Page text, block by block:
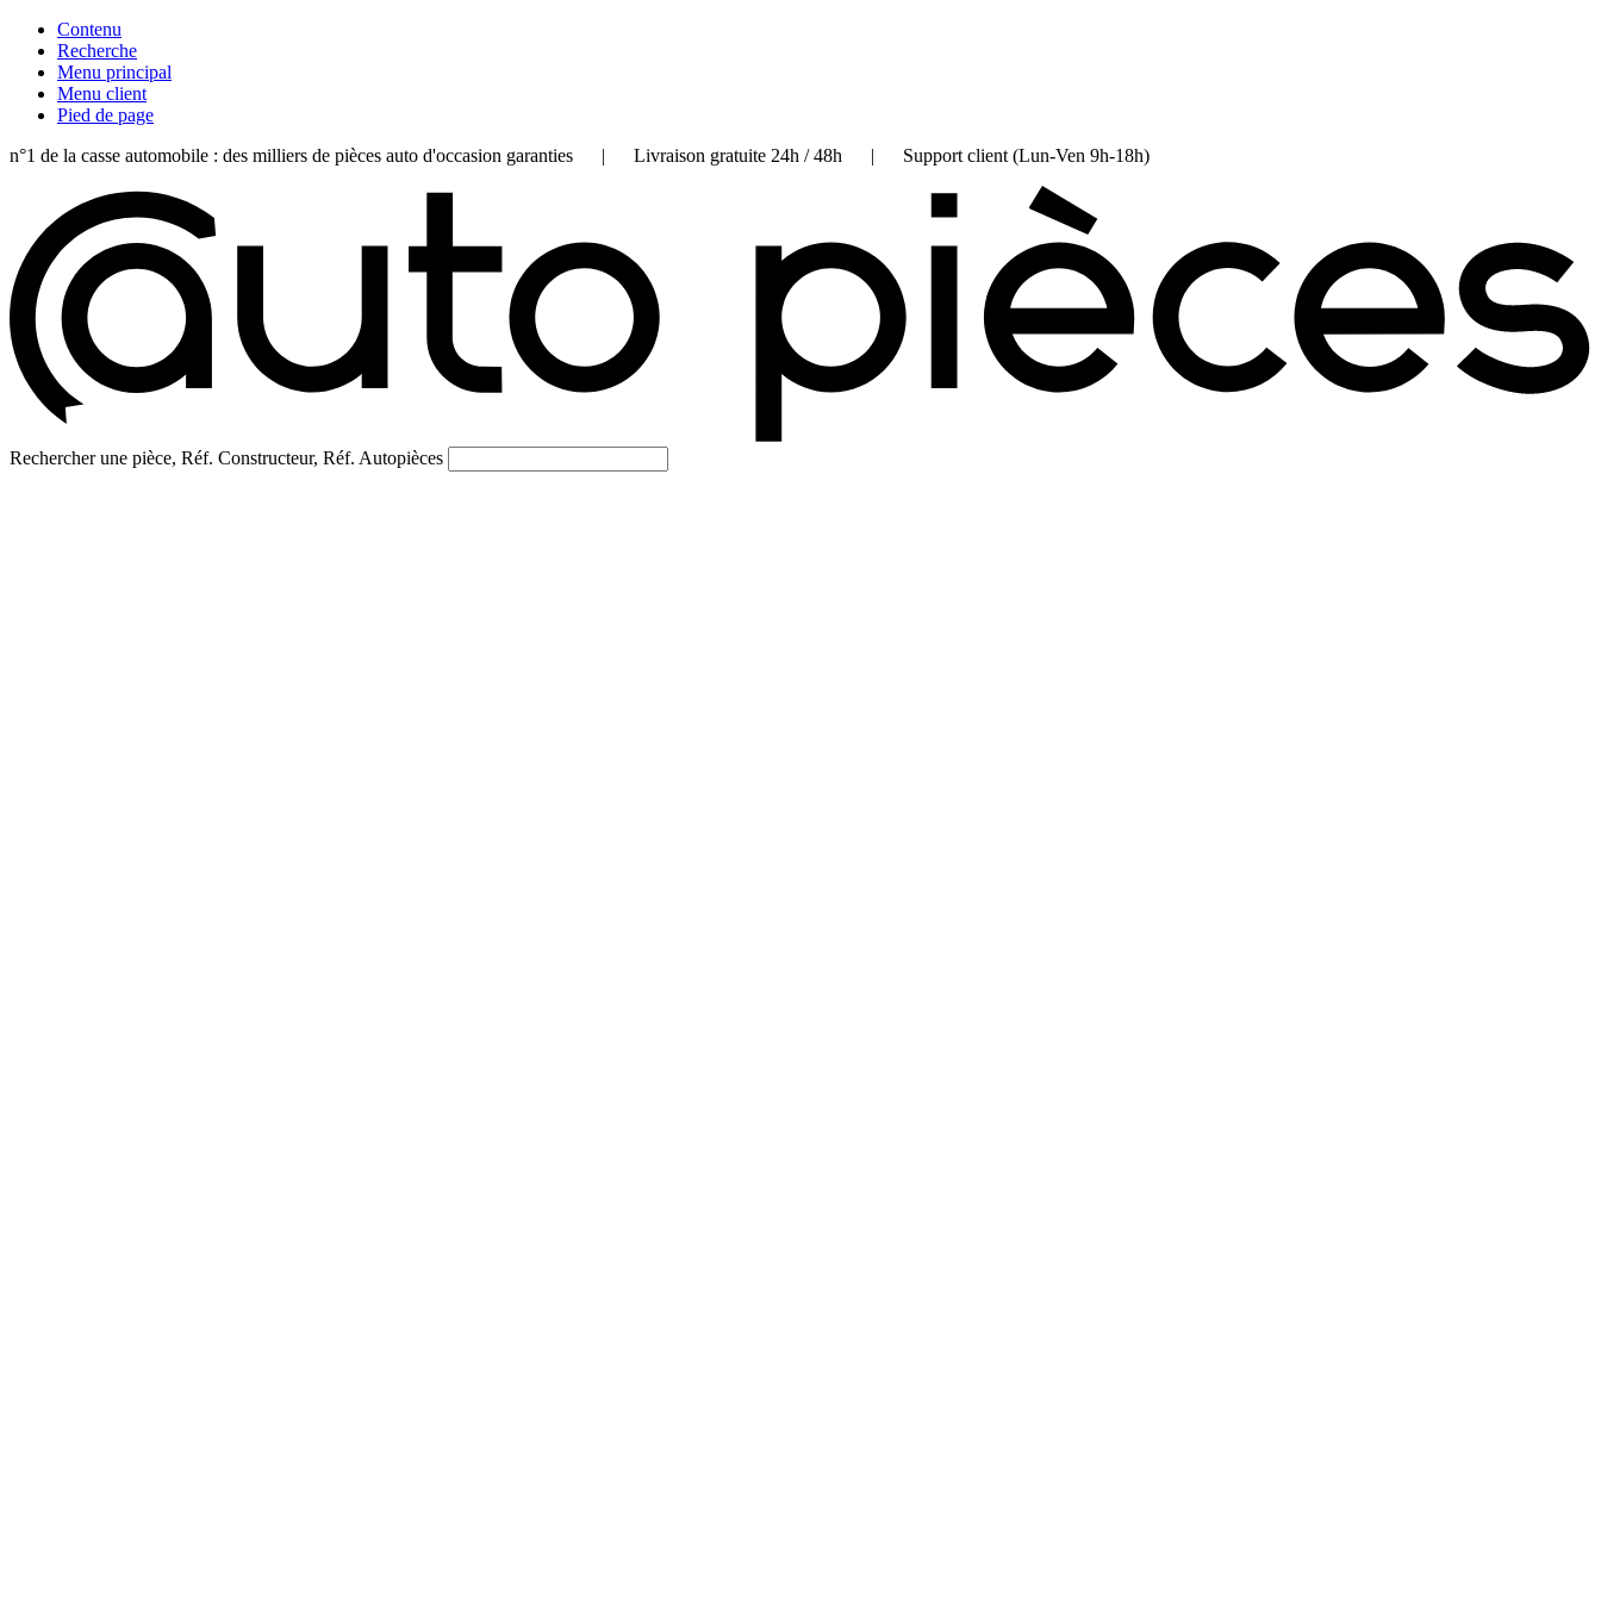
Contenu
Recherche
Menu principal
Menu client
Pied de page
n°1 de la casse automobile : des milliers de pièces auto d'occasion garanties | Livraison gratuite 24h / 48h | Support client (Lun-Ven 9h-18h)
Rechercher une pièce, Réf. Constructeur, Réf. Autopièces